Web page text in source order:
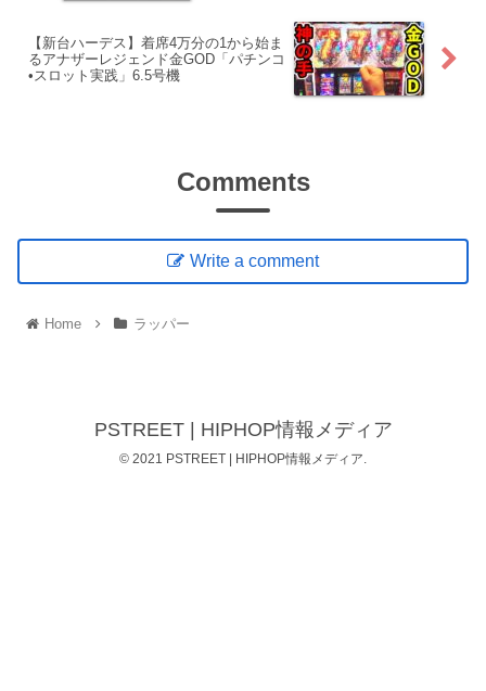
【新台ハーデス】着席4万分の1から始ま
るアナザーレジェンド金GOD「パチンコ
•スロット実践」6.5号機
Comments
Write a comment
Home ラッパー
PSTREET | HIPHOP情報メディア
© 2021 PSTREET | HIPHOP情報メディア.